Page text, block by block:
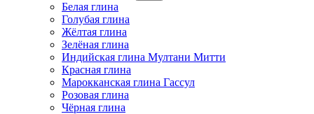
Белая глина
Голубая глина
Жёлтая глина
Зелёная глина
Индийская глина Мултани Митти
Красная глина
Марокканская глина Гассул
Розовая глина
Чёрная глина